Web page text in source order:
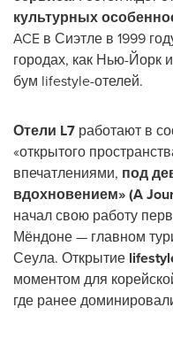
культурных
ACE в Сиэтле в 1999
городах, как Нью-Йорк
бум lifestyle-отелей.
Отели L7 работают в
«открытого
впечатлениями, под
вдохновением» (A
начал свою работу
Мёндоне — главном
Сеула. Открытие
моментом для
где ранее